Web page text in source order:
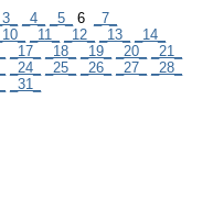
_3_ _4_ _5_ 6
_7_
_10_ _11_ _12_ _13_
_14_
_17_ _18_ _19_ _20_
_21_
_24_ _25_ _26_ _27_
_28_
_31_